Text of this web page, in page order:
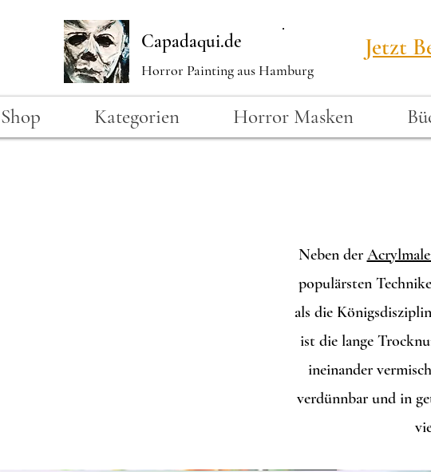
Capadaqui.de
Horror Painting aus Hamburg
Jetzt
Shop Kategorien Horror Masken
Neben der
populärsten
als die
ist die lange
ineinander
verdünnbar und in